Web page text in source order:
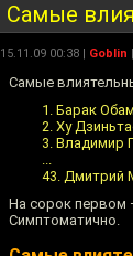
Самые
15.11.09 00:38 | Goblin |
Самые
1. Барак
2. Ху
3. Владимир
...
43. Дмитрий
На сорок первом
Симптоматично.